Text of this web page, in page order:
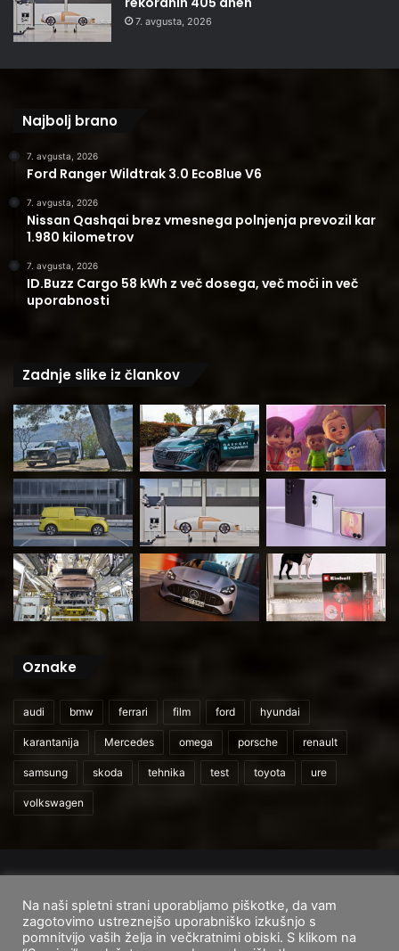
7. avgusta, 2026
Najbolj brano
7. avgusta, 2026
Ford Ranger Wildtrak 3.0 EcoBlue V6
7. avgusta, 2026
Nissan Qashqai brez vmesnega polnjenja prevozil kar
1.980 kilometrov
7. avgusta, 2026
ID.Buzz Cargo 58 kWh z več dosega, več moči in več
uporabnosti
Zadnje slike iz člankov
Oznake
audi bmw ferrari film ford hyundai
karantanija Mercedes omega porsche renault
samsung skoda tehnika test toyota ure
volkswagen
Domov
O nas Cenik storitev Pogoji uporabe
Na naši spletni strani uporabljamo piškotke, da vam
zagotovimo ustreznejšo uporabniško izkušnjo s
pomnitvijo vaših želja in večkratnimi obiski. S klikom na